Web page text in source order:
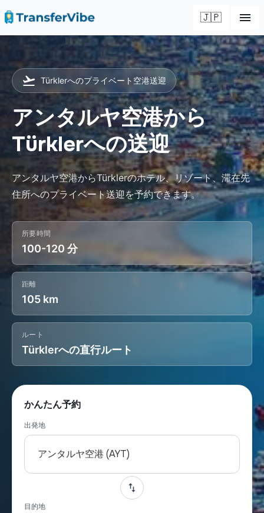
🇯🇵
Türklerへのプライベート空港送迎
アンタルヤ空港から
Türklerへの送迎
アンタルヤ空港からTürklerのホテル、リゾート、滞在先
住所へのプライベート送迎を予約できます。
所要時間
100-120 分
距離
105 km
ルート
Türklerへの直行ルート
かんたん予約
出発地
アンタルヤ空港 (AYT)
目的地